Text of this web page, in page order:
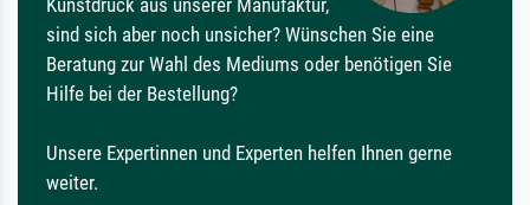
sind sich aber noch unsicher? Wünschen Sie eine
Beratung zur Wahl des Mediums oder benötigen Sie
Hilfe bei der Bestellung?
Unsere Expertinnen und Experten helfen Ihnen gerne
weiter.